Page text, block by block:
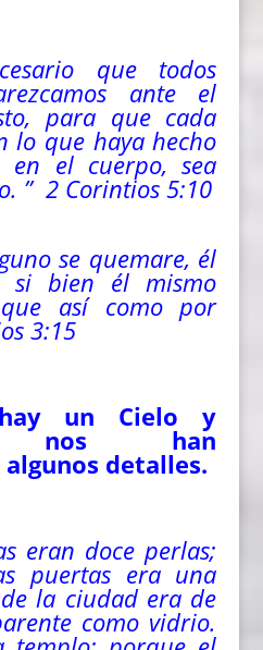
que todos
ante el
para que cada
lo que haya hecho
en el cuerpo, sea
” 2 Corintios 5:10
se quemare, él
si bien él mismo
así comopor
3:15
un Cielo y
nos han
detalles.
eran doce perlas;
puertas era una
la ciudad era de
como vidrio.